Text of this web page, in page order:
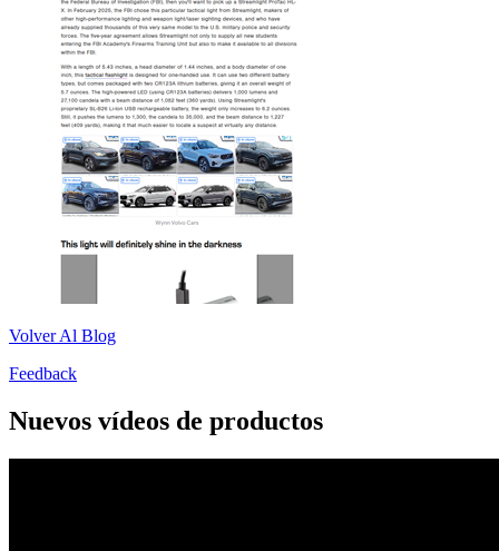
Volver Al Blog
Feedback
Nuevos vídeos de productos